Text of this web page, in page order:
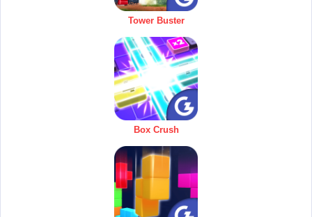
Tower Buster
Box Crush